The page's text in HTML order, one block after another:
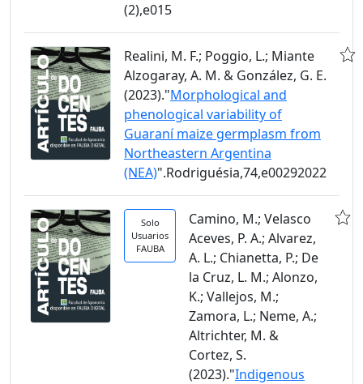
(2),e015
Realini, M. F.; Poggio, L.; Miante
Alzogaray, A. M. & González, G. E.
(2023)."Morphological and
phenological variability of
Guaraní maize germplasm from
Northeastern Argentina
(NEA)".Rodriguésia,74,e00292022
Solo
Usuarios
FAUBA
Camino, M.; Velasco
Aceves, P. A.; Alvarez,
A. L.; Chianetta, P.; De
la Cruz, L. M.; Alonzo,
K.; Vallejos, M.;
Zamora, L.; Neme, A.;
Altrichter, M. &
Cortez, S.
(2023)."Indigenous